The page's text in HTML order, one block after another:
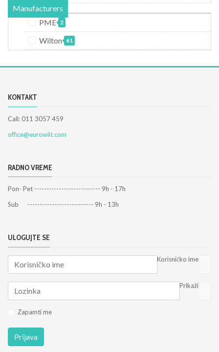
Manufacturers
PME 2
Wilton 61
KONTAKT
Call: 011 3057 459
office@eurowilt.com
RADNO VREME
Pon- Pet --------------------------- 9h - 17h
Sub --------------------------- 9h - 13h
ULOGUJTE SE
Korisničko ime
Prikaži
Zapamti me
Prijava